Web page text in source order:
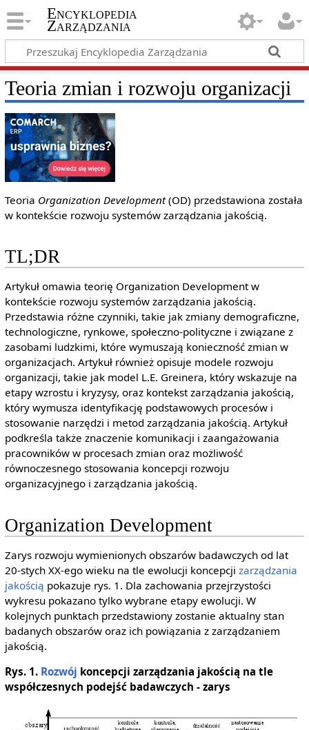
Encyklopedia
Zarządzania
Teoria zmian i rozwoju organizacji
Teoria Organization Development(OD) przedstawiona została
w kontekście rozwoju systemów zarządzania jakością.
TL;DR
Artykuł omawia teorię Organization Development w
kontekście rozwoju systemów zarządzania jakością.
Przedstawia różne czynniki, takie jak zmiany demograficzne,
technologiczne, rynkowe, społeczno-polityczne i związane z
zasobami ludzkimi, które wymuszają konieczność zmian w
organizacjach. Artykuł również opisuje modele rozwoju
organizacji, takie jak model L.E. Greinera, który wskazuje na
etapy wzrostu i kryzysy, oraz kontekst zarządzania jakością,
który wymusza identyfikację podstawowych procesów i
stosowanie narzędzi i metod zarządzania jakością. Artykuł
podkreśla także znaczenie komunikacji i zaangażowania
pracowników w procesach zmian oraz możliwość
równoczesnego stosowania koncepcji rozwoju
organizacyjnego i zarządzania jakością.
Organization Development
Zarys rozwoju wymienionych obszarów badawczych od lat
20-stych XX-ego wieku na tle ewolucji koncepcji zarządzania
jakością pokazuje rys. 1. Dla zachowania przejrzystości
wykresu pokazano tylko wybrane etapy ewolucji. W
kolejnych punktach przedstawiony zostanie aktualny stan
badanych obszarów oraz ich powiązania z zarządzaniem
jakością.
Rys. 1. Rozwój koncepcji zarządzania jakością na tle
współczesnych podejść badawczych - zarys